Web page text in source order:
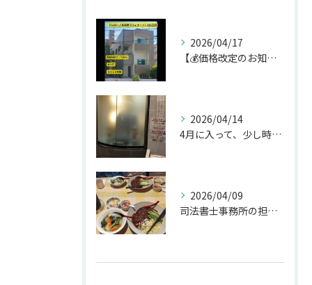
2026/04/17
【💰価格改定のお知らせ】
2026/04/14
4月に入って、少し時間ができたのでお墓参りへ。
2026/04/09
司法書士事務所の担当者が来訪されたので、会社から徒歩圏内の「...